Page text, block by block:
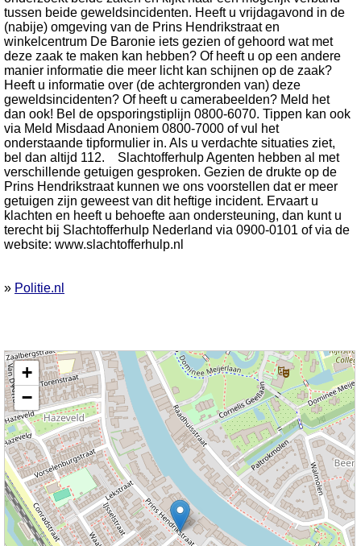
tussen beide geweldsincidenten. Heeft u vrijdagavond in de
(nabije) omgeving van de Prins Hendrikstraat en
winkelcentrum De Baronie iets gezien of gehoord wat met
deze zaak te maken kan hebben? Of heeft u op een andere
manier informatie die meer licht kan schijnen op de zaak?
Heeft u informatie over (de achtergronden van) deze
geweldsincidenten? Of heeft u camerabeelden? Meld het
dan ook! Bel de opsporingstiplijn 0800-6070. Tippen kan ook
via Meld Misdaad Anoniem 0800-7000 of vul het
onderstaande tipformulier in. Als u verdachte situaties ziet,
bel dan altijd 112. Slachtofferhulp Agenten hebben al met
verschillende getuigen gesproken. Gezien de drukte op de
Prins Hendrikstraat kunnen we ons voorstellen dat er meer
getuigen zijn geweest van dit heftige incident. Ervaart u
klachten en heeft u behoefte aan ondersteuning, dan kunt u
terecht bij Slachtofferhulp Nederland via 0900-0101 of via de
website: www.slachtofferhulp.nl
» Politie.nl
Kaart nieuws Alphen aan den Rijn. Locatie nieuws: 52.12130 / 4.66460 Prins
Hendrikstraat
+
−